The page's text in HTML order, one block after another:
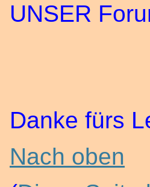
UNSER
Danke fürs
Nach oben